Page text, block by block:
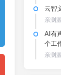
云智
亲测
AI有
个工
亲测